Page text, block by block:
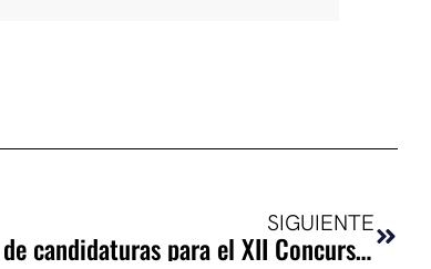
SIGUIENTE
Abierto el plazo de presentación de candidaturas para el XII Concurso Internacional de textos teatrales ‘Parábasis-Plaza del Arte’